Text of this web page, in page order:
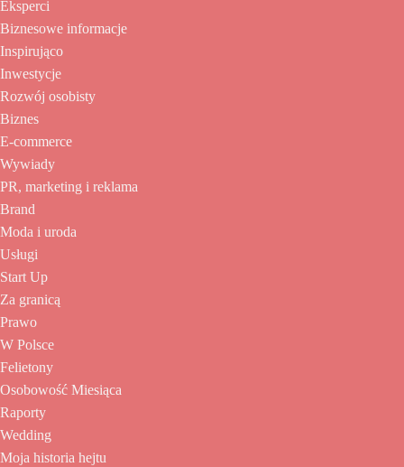
Eksperci
Biznesowe informacje
Inspirująco
Inwestycje
Rozwój osobisty
Biznes
E-commerce
Wywiady
PR, marketing i reklama
Brand
Moda i uroda
Usługi
Start Up
Za granicą
Prawo
W Polsce
Felietony
Osobowość Miesiąca
Raporty
Wedding
Moja historia hejtu